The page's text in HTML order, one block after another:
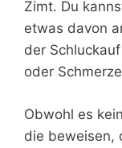
Zimt. Du
etwas davon
der
oder
Obwohl es
die beweisen,